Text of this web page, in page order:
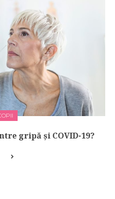
gripă și COVID-19?